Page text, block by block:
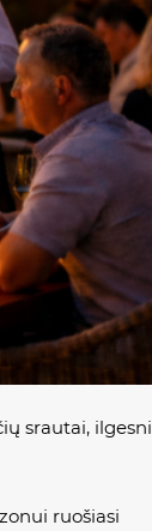
srautai, ilgesni
ruošiasi